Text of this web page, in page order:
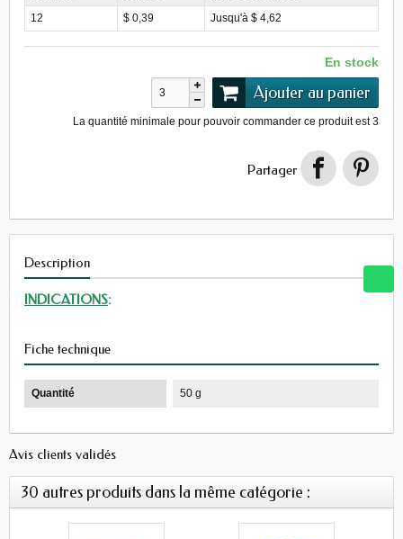
12
$ 0,39 Jusqu'à $ 4,62
En stock
Ajouter au panier
La quantité minimale pour pouvoir commander ce produit est3
Partager
Description
INDICATIONS:
Fiche technique
Quantité 50 g
Avis clients validés
30 autres produits dans la même catégorie :